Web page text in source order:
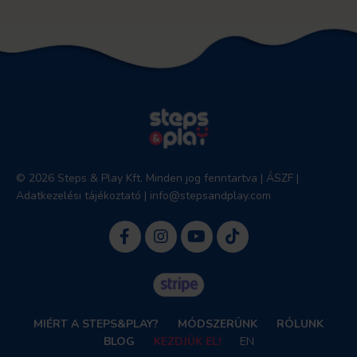
© 2026 Steps & Play Kft. Minden jog fenntartva | ÁSZF |
Adatkezelési tájékoztató | info@stepsandplay.com
MIÉRT A STEPS&PLAY? MÓDSZERÜNK
RÓLUNK
BLOG
KEZDJÜK EL! EN